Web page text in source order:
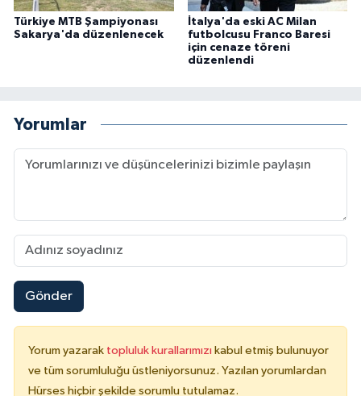
Türkiye MTB Şampiyonası
Sakarya'da düzenlenecek
İtalya'da eski AC Milan
futbolcusu Franco Baresi
için cenaze töreni
düzenlendi
Yorumlar
Gönder
Yorum yazarak topluluk kurallarımızı kabul etmiş bulunuyor
ve tüm sorumluluğu üstleniyorsunuz. Yazılan yorumlardan
Hürses hiçbir şekilde sorumlu tutulamaz.